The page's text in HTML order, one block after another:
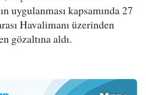
uygulanması kapsamında 27
Havalimanı üzerinden
gözaltına aldı.